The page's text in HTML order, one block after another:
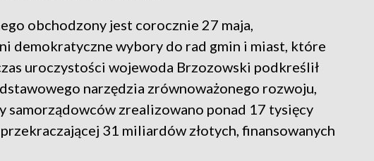
obchodzony jest corocznie 27 maja,
demokratyczne wybory do rad gmin i miast, które
uroczystości wojewoda Brzozowski podkreślił
narzędzia zrównoważonego rozwoju,
samorządowców zrealizowano ponad 17 tysięcy
31 miliardów złotych, finansowanych